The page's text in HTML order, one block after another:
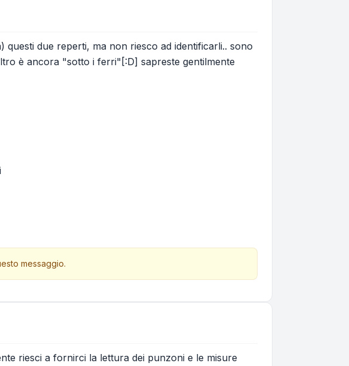
due reperti, ma non riesco ad identificarli.. sono
è ancora "sotto i ferri"[:D] sapreste gentilmente
messaggio.
riesci a fornirci la lettura dei punzoni e le misure